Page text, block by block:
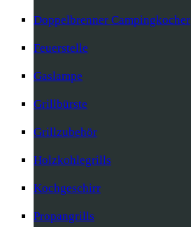
Doppelbrenner Campingkocher
Feuerstelle
Gaslampe
Grillbürste
Grillzubehör
Holzkohlegrills
Kochgeschirr
Propangrills